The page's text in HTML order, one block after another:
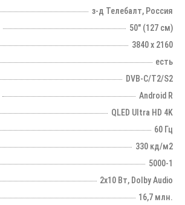
з-д Телебалт, Россия
50" (127 см)
3840 х 2160
есть
DVB-C/T2/S2
Android R
QLED Ultra HD 4K
60 Гц
330 кд/м2
5000-1
2х10 Вт, Dolby Audio
16,7 млн.